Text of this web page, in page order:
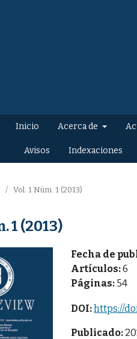
Inicio Acerca de
Avisos Indexaciones
/ Vol. 1 Núm. 1 (2013)
1 (2013)
Fecha de
Artículos:6
Páginas: 54
DOI:https://
Publicado: